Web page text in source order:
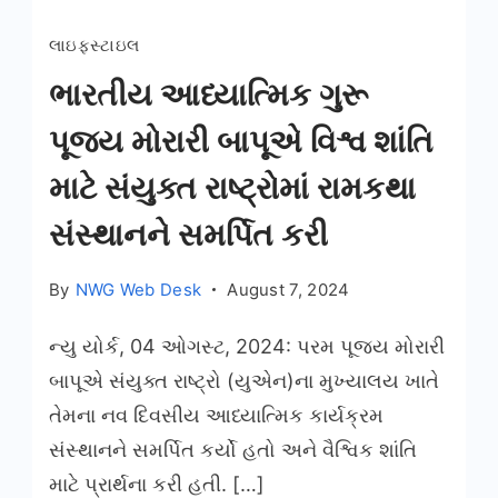
લાઇફસ્ટાઇલ
ભારતીય આધ્યાત્મિક ગુરૂ
પૂજ્ય મોરારી બાપૂએ વિશ્વ શાંતિ
માટે સંયુક્ત રાષ્ટ્રોમાં રામકથા
સંસ્થાનને સમર્પિત કરી
By NWG Web Desk August 7, 2024
ન્યુ યોર્ક, 04 ઓગસ્ટ, 2024: પરમ પૂજ્ય મોરારી
બાપૂએ સંયુક્ત રાષ્ટ્રો (યુએન)ના મુખ્યાલય ખાતે
તેમના નવ દિવસીય આધ્યાત્મિક કાર્યક્રમ
સંસ્થાનને સમર્પિત કર્યો હતો અને વૈશ્વિક શાંતિ
માટે પ્રાર્થના કરી હતી. […]